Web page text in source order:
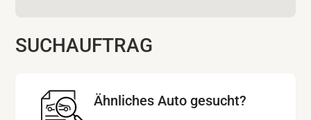
SUCHAUFTRAG
Ähnliches Auto gesucht?